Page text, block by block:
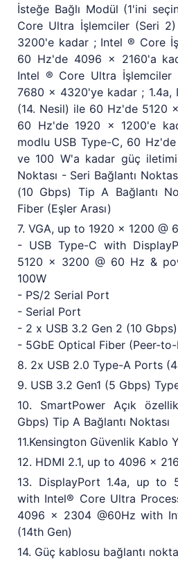
İsteğe Bağlı Modül (1'ini
Core Ultra İşlemciler (Seri
3200'e kadar ; Intel ® Core
60 Hz'de 4096 x 2160'a
Intel ® Core Ultra
7680 x 4320'ye kadar ; 1.4a,
(14. Nesil) ile 60 Hz'de 5120
60 Hz'de 1920 x 1200'e
modlu USB Type-C, 60
ve 100 W'a kadar güç
Noktası - Seri Bağlantı
(10 Gbps) Tip A Bağlantı
Fiber (Eşler Arası)
7. VGA, up to 1920 x 1200 @
- USB Type-C with
5120 x 3200 @ 60 Hz &
100W
- PS/2 Serial Port
- Serial Port
- 2 x USB 3.2 Gen 2 (10
- 5GbE Optical Fiber (Peer-to-
8. 2x USB 2.0 Type-A Ports
9. USB 3.2 Gen1 (5 Gbps)
10. SmartPower Açık
Gbps) Tip A Bağlantı Noktası
11.Kensington Güvenlik Kablo
12. HDMI 2.1, up to 4096 x
13. DisplayPort 1.4a, up to
with Intel® Core Ultra
4096 x 2304 @60Hz with
(14th Gen)
14. Güç kablosu bağlantı